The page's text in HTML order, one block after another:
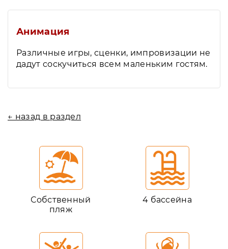
Анимация
Различные игры, сценки, импровизации не
дадут соскучиться всем маленьким гостям.
← назад в раздел
Собственный
пляж
4 бассейна